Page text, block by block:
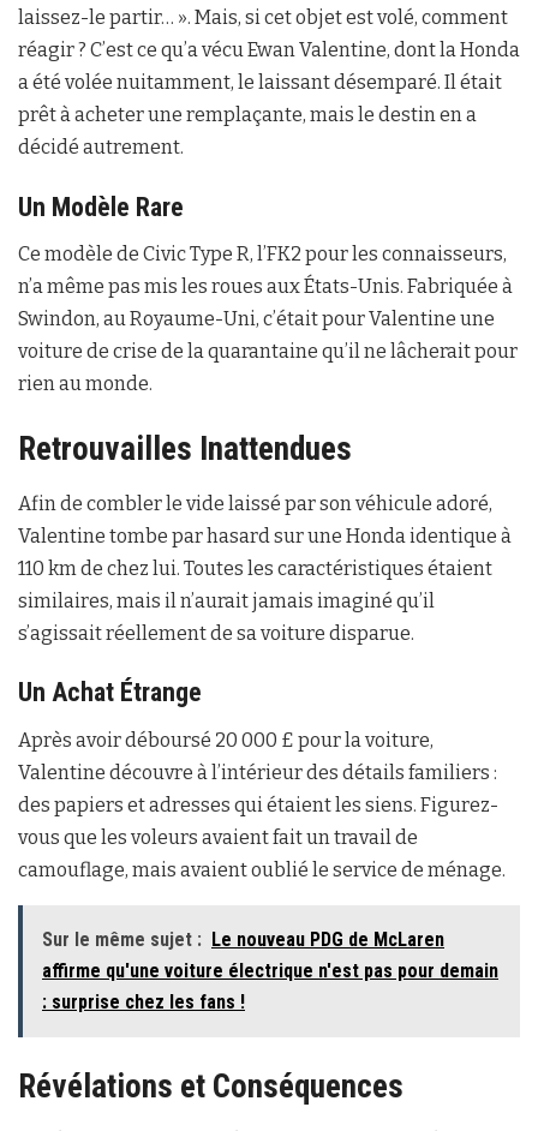
laissez-le partir… ». Mais, si cet objet est volé, comment
réagir ? C’est ce qu’a vécu Ewan Valentine, dont la Honda
a été volée nuitamment, le laissant désemparé. Il était
prêt à acheter une remplaçante, mais le destin en a
décidé autrement.
Un Modèle Rare
Ce modèle de Civic Type R, l’FK2 pour les connaisseurs,
n’a même pas mis les roues aux États-Unis. Fabriquée à
Swindon, au Royaume-Uni, c’était pour Valentine une
voiture de crise de la quarantaine qu’il ne lâcherait pour
rien au monde.
Retrouvailles Inattendues
Afin de combler le vide laissé par son véhicule adoré,
Valentine tombe par hasard sur une Honda identique à
110 km de chez lui. Toutes les caractéristiques étaient
similaires, mais il n’aurait jamais imaginé qu’il
s’agissait réellement de sa voiture disparue.
Un Achat Étrange
Après avoir déboursé 20 000 £ pour la voiture,
Valentine découvre à l’intérieur des détails familiers :
des papiers et adresses qui étaient les siens. Figurez-
vous que les voleurs avaient fait un travail de
camouflage, mais avaient oublié le service de ménage.
Sur le même sujet : Le nouveau PDG de McLaren
affirme qu'une voiture électrique n'est pas pour demain
: surprise chez les fans !
Révélations et Conséquences